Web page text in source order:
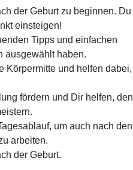
der Geburt zu beginnen. Du
einsteigen!
Tipps und einfachen
ausgewählt haben.
Körpermitte und helfen dabei,
fördern und Dir helfen, den
um auch nach den
arbeiten.
der Geburt.